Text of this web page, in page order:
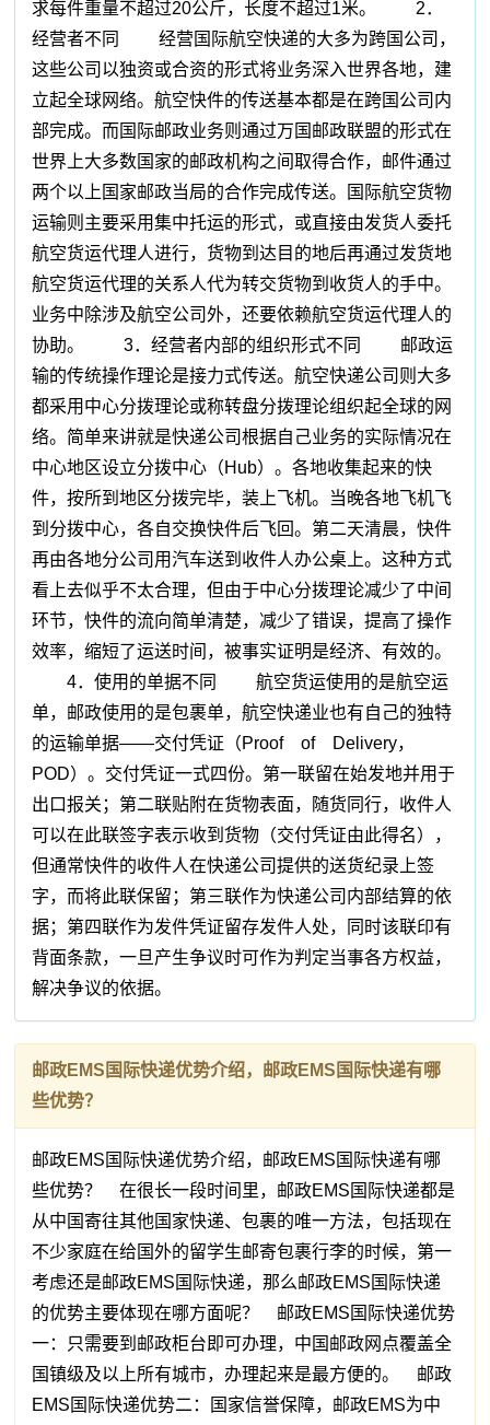
求每件重量不超过20公斤，长度不超过1米。 2．
经营者不同 经营国际航空快递的大多为跨国公司，
这些公司以独资或合资的形式将业务深入世界各地，建
立起全球网络。航空快件的传送基本都是在跨国公司内
部完成。而国际邮政业务则通过万国邮政联盟的形式在
世界上大多数国家的邮政机构之间取得合作，邮件通过
两个以上国家邮政当局的合作完成传送。国际航空货物
运输则主要采用集中托运的形式，或直接由发货人委托
航空货运代理人进行，货物到达目的地后再通过发货地
航空货运代理的关系人代为转交货物到收货人的手中。
业务中除涉及航空公司外，还要依赖航空货运代理人的
协助。 3．经营者内部的组织形式不同 邮政运
输的传统操作理论是接力式传送。航空快递公司则大多
都采用中心分拨理论或称转盘分拨理论组织起全球的网
络。简单来讲就是快递公司根据自己业务的实际情况在
中心地区设立分拨中心（Hub）。各地收集起来的快
件，按所到地区分拨完毕，装上飞机。当晚各地飞机飞
到分拨中心，各自交换快件后飞回。第二天清晨，快件
再由各地分公司用汽车送到收件人办公桌上。这种方式
看上去似乎不太合理，但由于中心分拨理论减少了中间
环节，快件的流向简单清楚，减少了错误，提高了操作
效率，缩短了运送时间，被事实证明是经济、有效的。
4．使用的单据不同 航空货运使用的是航空运
单，邮政使用的是包裹单，航空快递业也有自己的独特
的运输单据——交付凭证（Proof of Delivery，
POD）。交付凭证一式四份。第一联留在始发地并用于
出口报关；第二联贴附在货物表面，随货同行，收件人
可以在此联签字表示收到货物（交付凭证由此得名），
但通常快件的收件人在快递公司提供的送货纪录上签
字，而将此联保留；第三联作为快递公司内部结算的依
据；第四联作为发件凭证留存发件人处，同时该联印有
背面条款，一旦产生争议时可作为判定当事各方权益，
解决争议的依据。
邮政EMS国际快递优势介绍，邮政EMS国际快递有哪
些优势？
邮政EMS国际快递优势介绍，邮政EMS国际快递有哪
些优势？ 在很长一段时间里，邮政EMS国际快递都是
从中国寄往其他国家快递、包裹的唯一方法，包括现在
不少家庭在给国外的留学生邮寄包裹行李的时候，第一
考虑还是邮政EMS国际快递，那么邮政EMS国际快递
的优势主要体现在哪方面呢？ 邮政EMS国际快递优势
一：只需要到邮政柜台即可办理，中国邮政网点覆盖全
国镇级及以上所有城市，办理起来是最方便的。 邮政
EMS国际快递优势二：国家信誉保障，邮政EMS为中